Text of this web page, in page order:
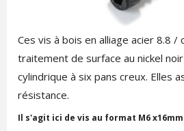
Ces vis à bois en alliage acier 8.8 /
traitement de surface au nickel
cylindrique à six pans creux. Elles
résistance.
Il s'agit ici de vis au format M6